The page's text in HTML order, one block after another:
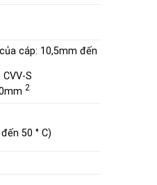
cáp: 10,5mm đến
S
2
50 ° C)